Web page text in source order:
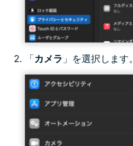
「カメラ 」を選択します。